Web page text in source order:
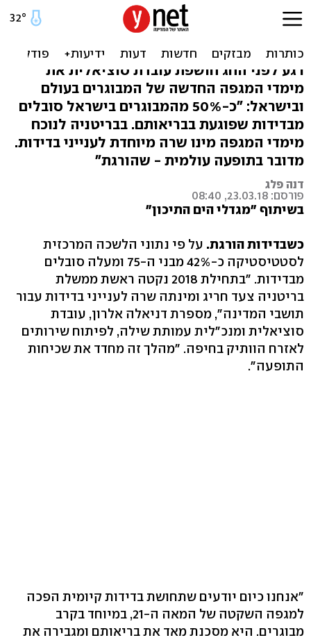
המגפה החדשה שתוקפת
רגע לפני החג חושפת עובדת סוציאלית את
מימדי המגפה החדשה של המבוגרים בעולם
ובישראל: "כ-50% מהמבוגרים בישראל סובלים
מבדידות שפוגעת בבריאותם. בבריטניה לנוכח
מימדי המגפה מינו שרה מיוחדת לענייני בדידות.
מדובר בתופעה עולמית - שהורגת"
דנה פלג
פורסם: 23.03.18, 08:40
בשיתוף "מגדלי הים התיכון"
כשבדידות הורגת. על פי נתוני הלשכה המרכזית
לסטטיסטיקה כ-42% מבני ה-75 ומעלה סובלים
מבדידות. "בתחילת 2018 נקטה ראשת ממשלת
בריטניה צעד חריג ומינתה שרה לענייני בדידות עבור
תושבי המדינה", מספרת דניאלה אלרון, עובדת
סוציאלית ומנכ"לית עמותת שילה, לפיתוח שירותים
לאזרח הוותיק בחיפה. "מהלך זה מחדד את שכיחות
התופעה".
"אנחנו כיום יודעים שתחושת בדידות קיומית הפכה
למגפה השקטה של המאה ה-21, במיוחד בקרב
מבוגרים. היא מסכנת מאד את בריאותם ומגבירה את